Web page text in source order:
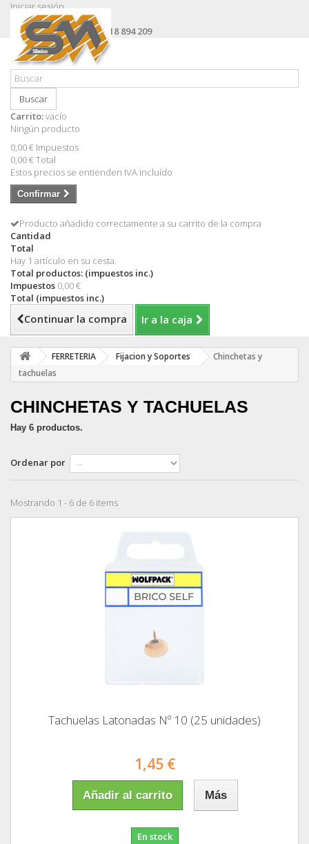
Iniciar sesión
Contacte con nosotros
Llámanos ahora:+34 618 894 209
Buscar
Carrito:vacío
Ningún producto
0,00 € Impuestos
0,00 €Total
Estos precios se entienden IVA incluído
Confirmar
Producto añadido correctamente a su carrito de la compra
Cantidad
Total
Hay 1 artículo en su cesta.
Total productos: (impuestos inc.)
Impuestos 0,00 €
Total (impuestos inc.)
Continuar la compra Ir a la caja
FERRETERIA Fijacion y Soportes
Chinchetas y
tachuelas
CHINCHETAS Y TACHUELAS
Hay 6 productos.
Ordenar por
Mostrando 1 - 6 de 6 items
Tachuelas Latonadas Nº 10 (25 unidades)
1,45 €
Añadir al carrito Más
En stock